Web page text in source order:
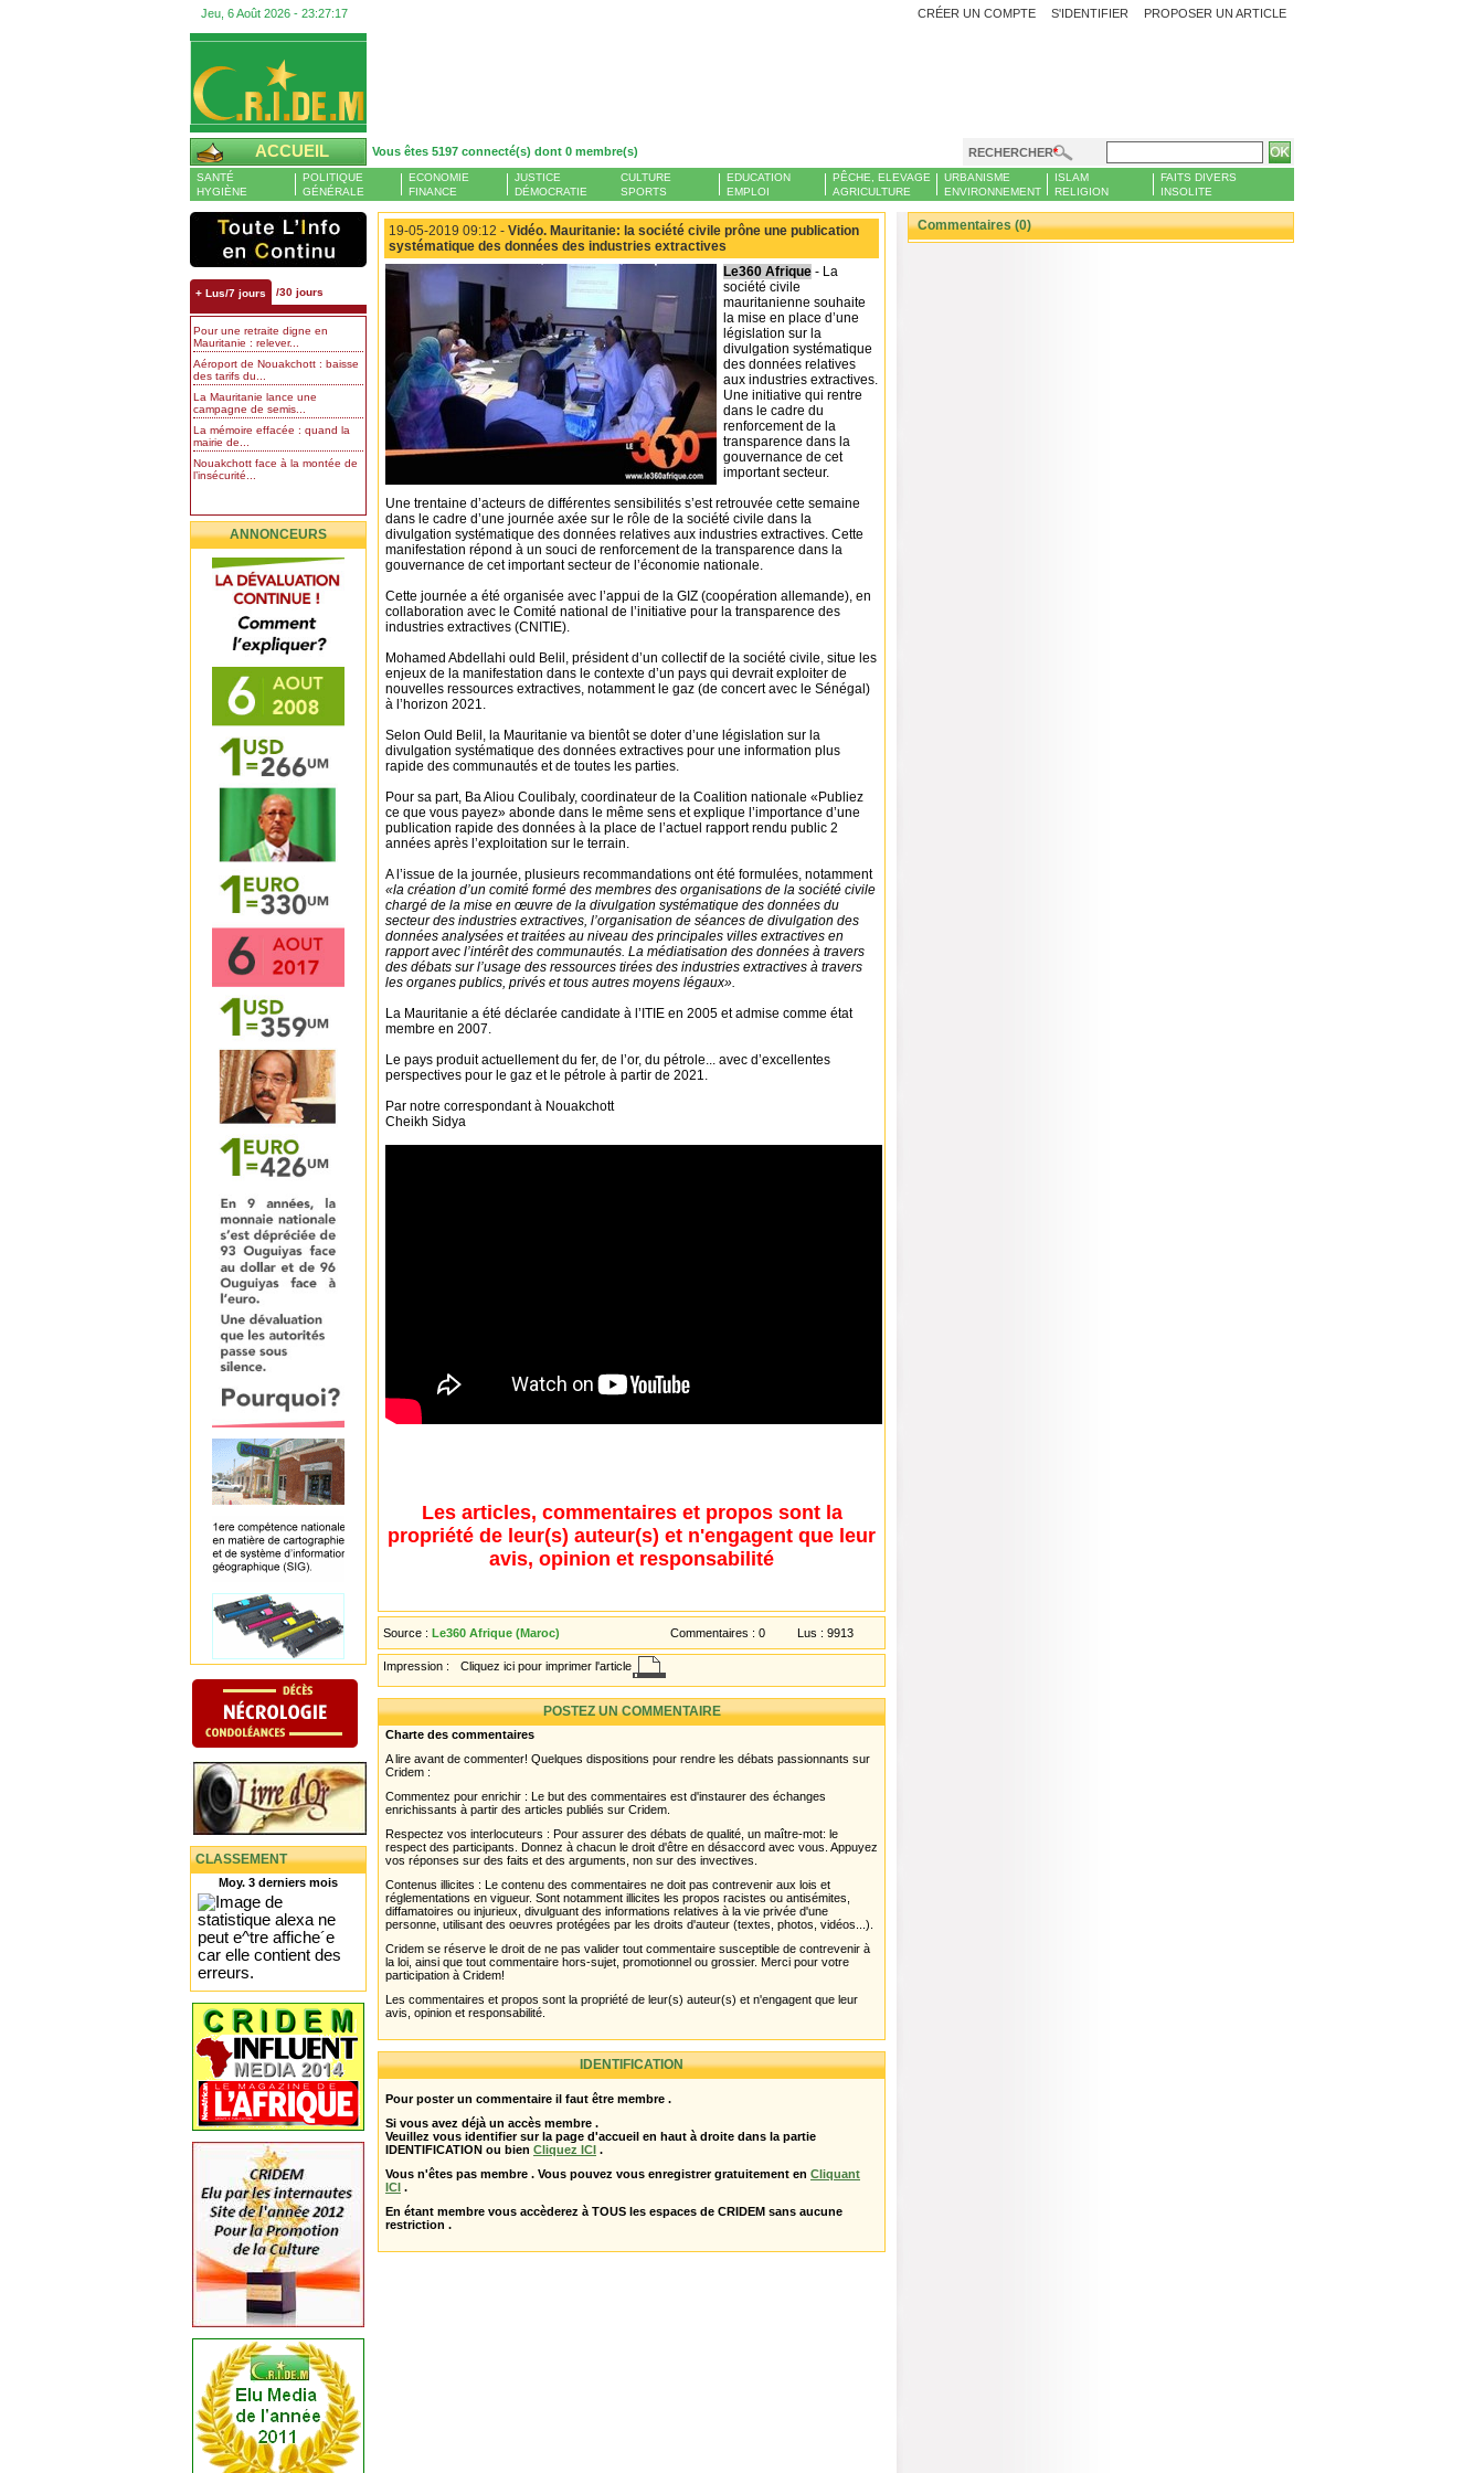
Jeu, 6 Août 2026 - 23:27:18 PROPOSER UN ARTICLE
CRÉER UN COMPTE S'IDENTIFIER
ACCUEIL Vous êtes 5197 connecté(s) dont 0 membre(s) RECHERCHER
SANTÉ
HYGIÈNE
POLITIQUE
GÉNÉRALE
ECONOMIE
FINANCE
JUSTICE
DÉMOCRATIE
CULTURE
SPORTS
EDUCATION
EMPLOI
PÊCHE, ELEVAGE
AGRICULTURE
URBANISME
ENVIRONNEMENT
ISLAM
RELIGION
FAITS DIVERS
INSOLITE
+ Lus/7 jours /30 jours
Pour une retraite digne en
Mauritanie : relever...
Aéroport de Nouakchott : baisse
des tarifs du...
La Mauritanie lance une
campagne de semis...
La mémoire effacée : quand la
mairie de...
Nouakchott face à la montée de
l’insécurité...
ANNONCEURS
CLASSEMENT
Moy. 3 derniers mois
19-05-2019 09:12 - Vidéo. Mauritanie: la société civile prône une publication
systématique des données des industries extractives
Le360 Afrique - La
société civile
mauritanienne souhaite
la mise en place d’une
législation sur la
divulgation systématique
des données relatives
aux industries extractives.
Une initiative qui rentre
dans le cadre du
renforcement de la
transparence dans la
gouvernance de cet
important secteur.
Une trentaine d’acteurs de différentes sensibilités s’est retrouvée cette semaine
dans le cadre d’une journée axée sur le rôle de la société civile dans la
divulgation systématique des données relatives aux industries extractives. Cette
manifestation répond à un souci de renforcement de la transparence dans la
gouvernance de cet important secteur de l’économie nationale.
Cette journée a été organisée avec l’appui de la GIZ (coopération allemande), en
collaboration avec le Comité national de l’initiative pour la transparence des
industries extractives (CNITIE).
Mohamed Abdellahi ould Belil, président d’un collectif de la société civile, situe les
enjeux de la manifestation dans le contexte d’un pays qui devrait exploiter de
nouvelles ressources extractives, notamment le gaz (de concert avec le Sénégal)
à l’horizon 2021.
Selon Ould Belil, la Mauritanie va bientôt se doter d’une législation sur la
divulgation systématique des données extractives pour une information plus
rapide des communautés et de toutes les parties.
Pour sa part, Ba Aliou Coulibaly, coordinateur de la Coalition nationale «Publiez
ce que vous payez» abonde dans le même sens et explique l’importance d’une
publication rapide des données à la place de l’actuel rapport rendu public 2
années après l’exploitation sur le terrain.
A l’issue de la journée, plusieurs recommandations ont été formulées, notamment
«la création d’un comité formé des membres des organisations de la société civile
chargé de la mise en œuvre de la divulgation systématique des données du
secteur des industries extractives, l’organisation de séances de divulgation des
données analysées et traitées au niveau des principales villes extractives en
rapport avec l’intérêt des communautés. La médiatisation des données à travers
des débats sur l’usage des ressources tirées des industries extractives à travers
les organes publics, privés et tous autres moyens légaux».
La Mauritanie a été déclarée candidate à l’ITIE en 2005 et admise comme état
membre en 2007.
Le pays produit actuellement du fer, de l’or, du pétrole... avec d’excellentes
perspectives pour le gaz et le pétrole à partir de 2021.
Par notre correspondant à Nouakchott
Cheikh Sidya
Les articles, commentaires et propos sont la
propriété de leur(s) auteur(s) et n'engagent que leur
avis, opinion et responsabilité
Source : Le360 Afrique (Maroc) Commentaires : 0 Lus : 9913
Impression : Cliquez ici pour imprimer l'article
POSTEZ UN COMMENTAIRE
Charte des commentaires
A lire avant de commenter! Quelques dispositions pour rendre les débats passionnants sur
Cridem :
Commentez pour enrichir : Le but des commentaires est d'instaurer des échanges
enrichissants à partir des articles publiés sur Cridem.
Respectez vos interlocuteurs : Pour assurer des débats de qualité, un maître-mot: le
respect des participants. Donnez à chacun le droit d'être en désaccord avec vous. Appuyez
vos réponses sur des faits et des arguments, non sur des invectives.
Contenus illicites : Le contenu des commentaires ne doit pas contrevenir aux lois et
réglementations en vigueur. Sont notamment illicites les propos racistes ou antisémites,
diffamatoires ou injurieux, divulguant des informations relatives à la vie privée d'une
personne, utilisant des oeuvres protégées par les droits d'auteur (textes, photos, vidéos...).
Cridem se réserve le droit de ne pas valider tout commentaire susceptible de contrevenir à
la loi, ainsi que tout commentaire hors-sujet, promotionnel ou grossier. Merci pour votre
participation à Cridem!
Les commentaires et propos sont la propriété de leur(s) auteur(s) et n'engagent que leur
avis, opinion et responsabilité.
IDENTIFICATION
Pour poster un commentaire il faut être membre .
Si vous avez déjà un accès membre .
Veuillez vous identifier sur la page d'accueil en haut à droite dans la partie
IDENTIFICATION ou bien Cliquez ICI .
Vous n'êtes pas membre . Vous pouvez vous enregistrer gratuitement en Cliquant
ICI .
En étant membre vous accèderez à TOUS les espaces de CRIDEM sans aucune
restriction .
Commentaires (0)